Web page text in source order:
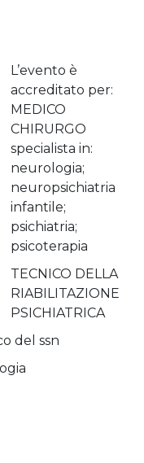
L’evento è
accreditato per:
MEDICO
CHIRURGO
specialista in:
neurologia;
neuropsichiatria
infantile;
psichiatria;
psicoterapia
TECNICO DELLA
RIABILITAZIONE
PSICHIATRICA
del ssn